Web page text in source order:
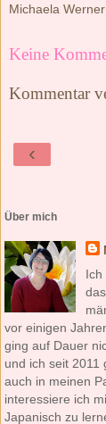
Michaela Werner
Keine
Kommentar
‹
Über mich
Ich
vor einigen
ging auf Dauer
und ich seit 2011
auch in meinen
interessiere ich
Japanisch zu